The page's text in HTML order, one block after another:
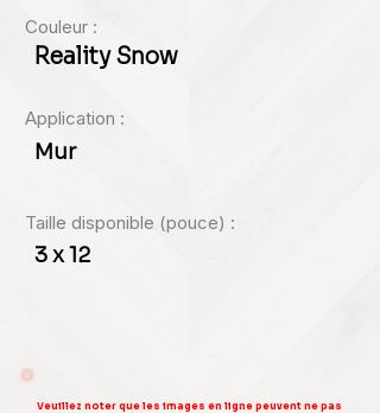
Couleur :
Reality Snow
Application :
Mur
Taille disponible (pouce) :
3 x 12
Veuillez noter que les images en ligne peuvent ne pas